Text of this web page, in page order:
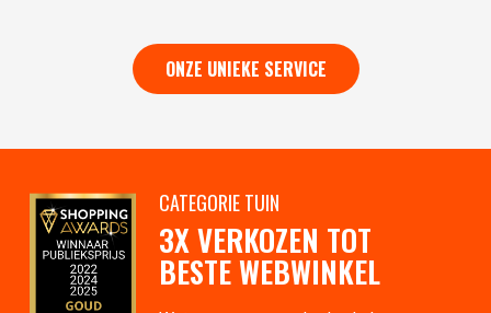
ONZE UNIEKE SERVICE
CATEGORIE TUIN
3X VERKOZEN TOT
BESTE WEBWINKEL